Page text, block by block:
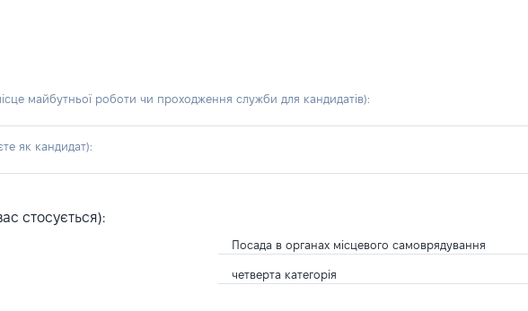
майбутньої роботи чи проходження служби для кандидатів):
як кандидат):
стосується):
Посада в органах місцевого самоврядування
четверта категорія